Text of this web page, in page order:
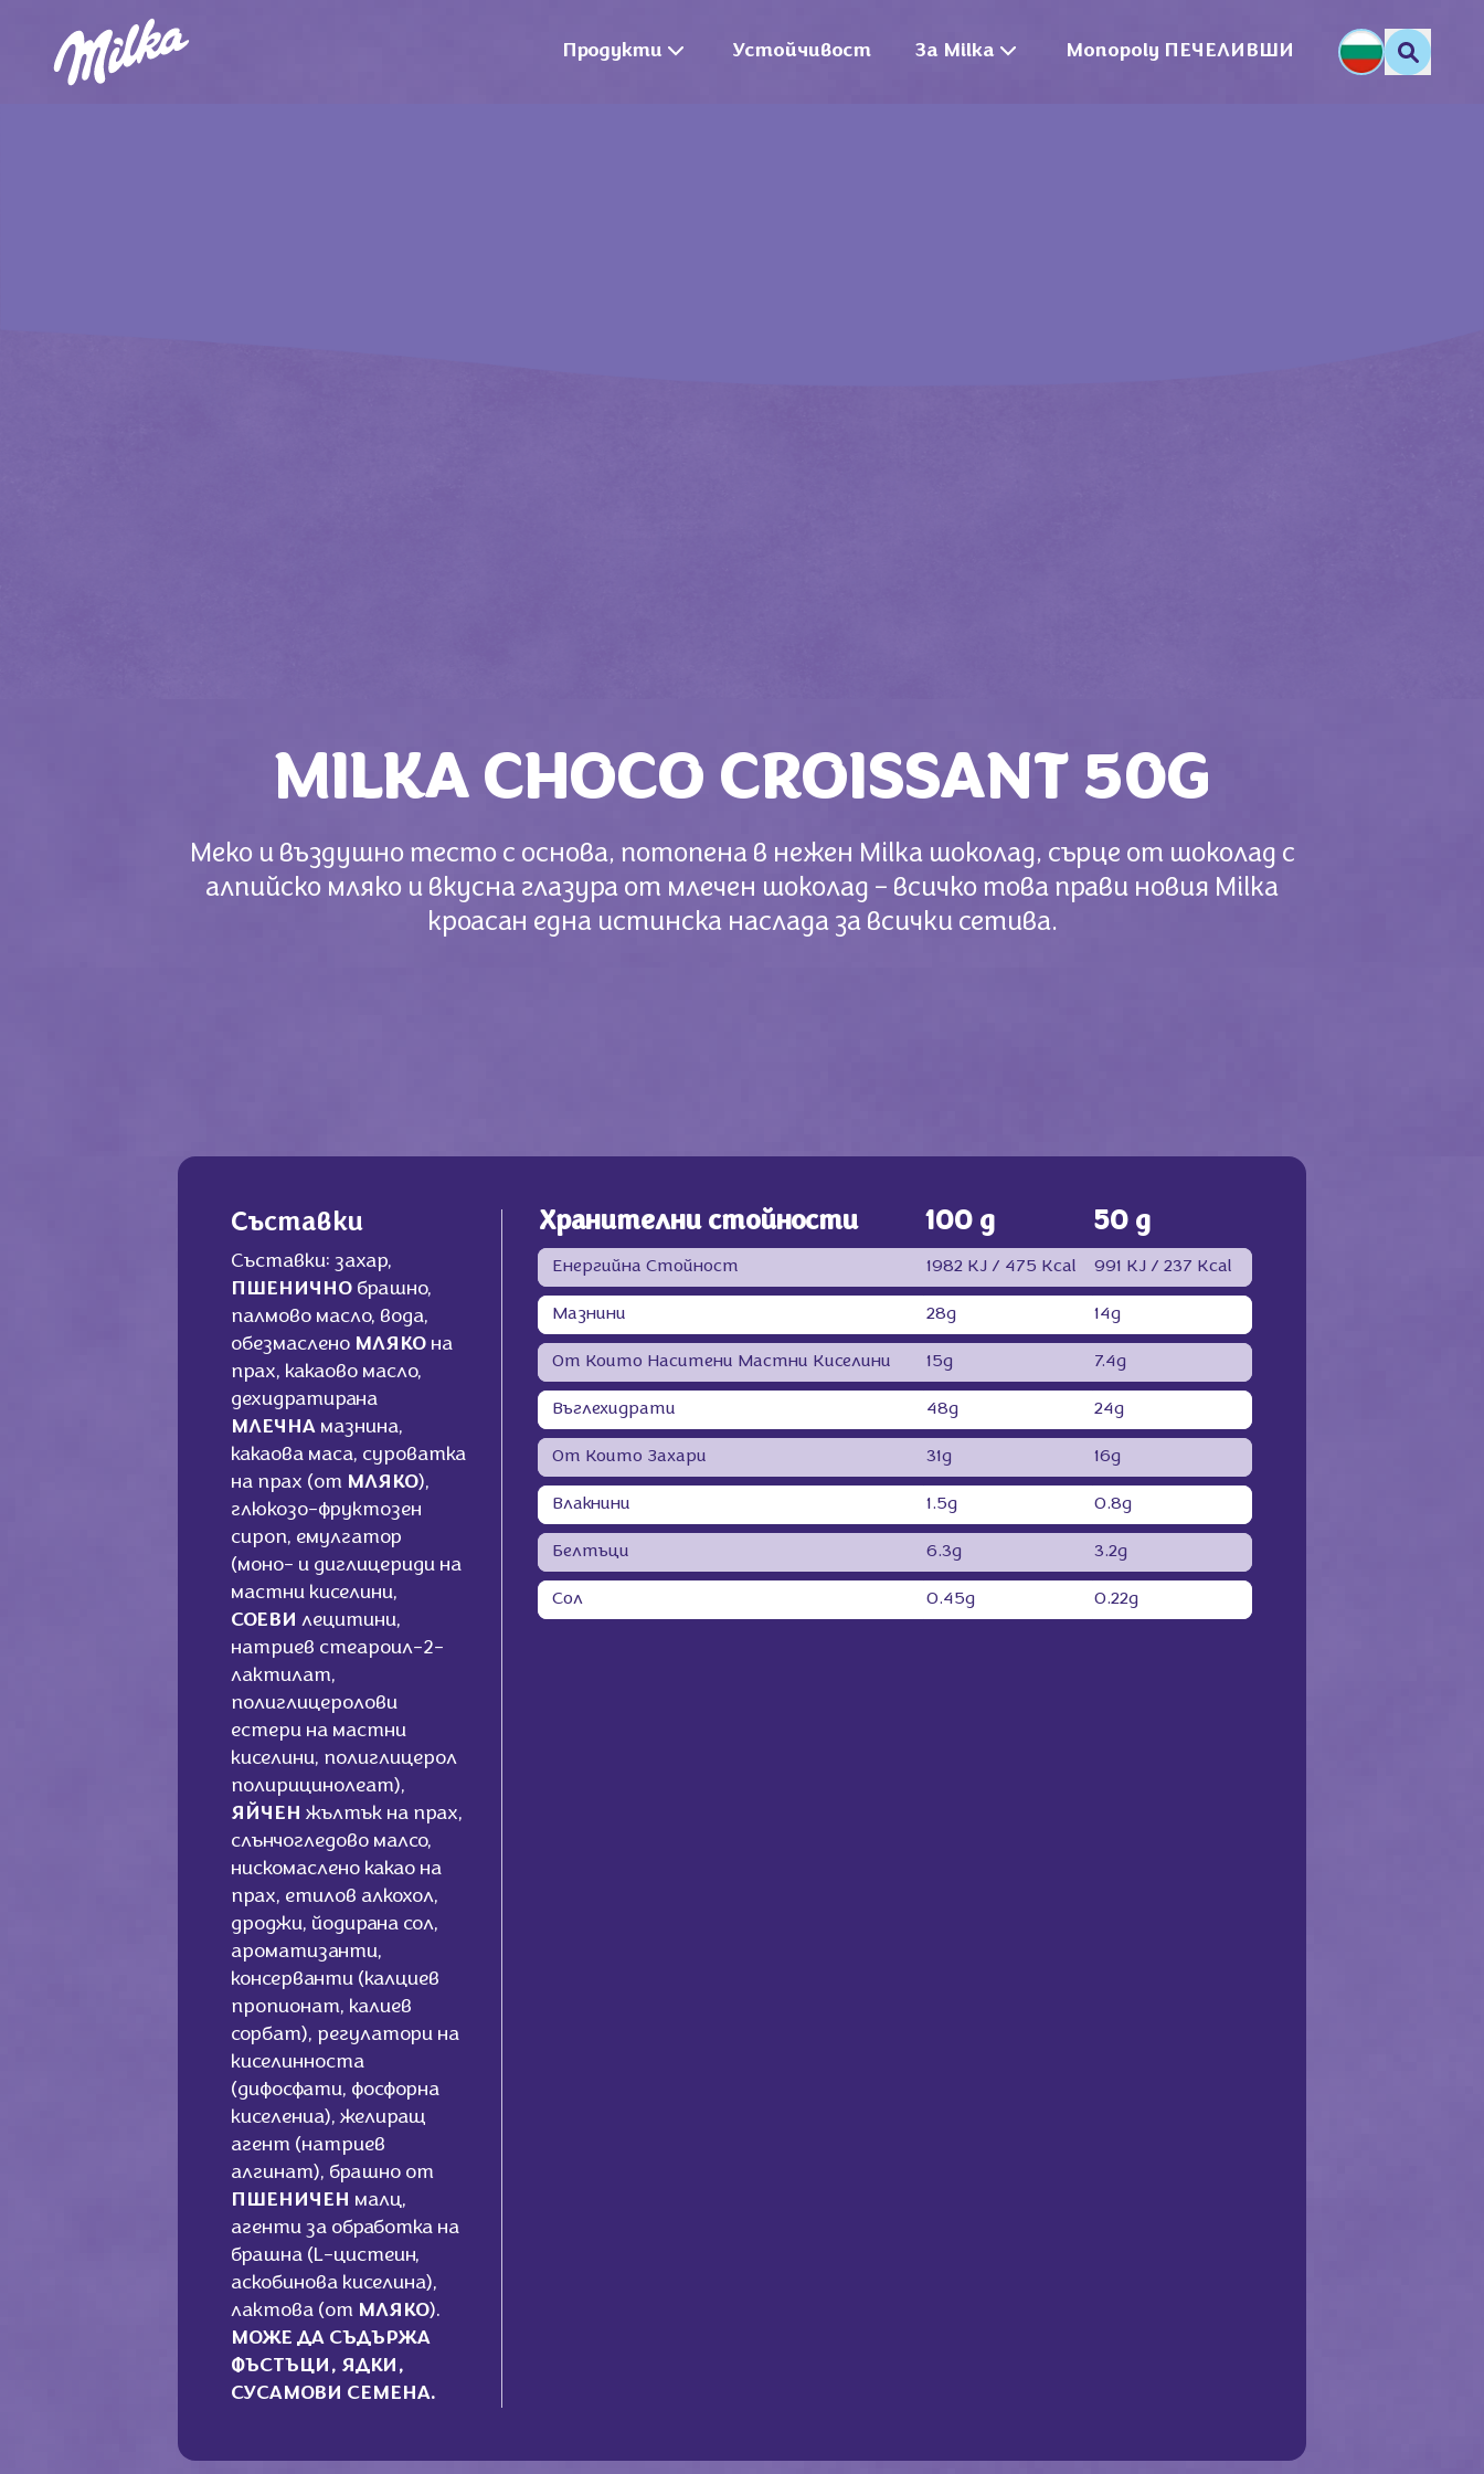
Продукти Устойчивост За Milka Monopoly ПЕЧЕЛИВШИ
MILKA CHOCO CROISSANT 50G
Меко и въздушно тесто с основа, потопена в нежен Milka шоколад, сърце от шоколад с
алпийско мляко и вкусна глазура от млечен шоколад – всичко това прави новия Milka
кроасан една истинска наслада за всички сетива.
Съставки
Съставки: захар,
ПШЕНИЧНО брашно,
палмово масло, вода,
обезмаслено МЛЯКО на
прах, какаово масло,
дехидратирана
МЛЕЧНА мазнина,
какаова маса, суроватка
на прах (от МЛЯКО),
глюкозо-фруктозен
сироп, емулгатор
(моно- и диглицериди на
мастни киселини,
СОЕВИ лецитини,
натриев стеароил-2-
лактилат,
полиглицеролови
естери на мастни
киселини, полиглицерол
полирицинолеат),
ЯЙЧЕН жълтък на прах,
слънчогледово малсо,
нискомаслено какао на
прах, етилов алкохол,
дроджи, йодирана сол,
ароматизанти,
консерванти (калциев
пропионат, калиев
сорбат), регулатори на
киселинноста
(дифосфати, фосфорна
киселениа), желиращ
агент (натриев
алгинат), брашно от
ПШЕНИЧЕН малц,
агенти за обработка на
брашна (L-цистеин,
аскобинова киселина),
лактова (от МЛЯКО).
МОЖЕ ДА СЪДЪРЖА
ФЪСТЪЦИ, ЯДКИ,
СУСАМОВИ СЕМЕНА.
Хранителни стойности 100 g 50 g
Енергийна Стойност 1982 KJ / 475 Kcal 991 KJ / 237 Kcal
Мазнини 28g 14g
От Които Наситени Мастни Киселини 15g 7.4g
Въглехидрати 48g 24g
От Които Захари 31g 16g
Влакнини 1.5g 0.8g
Белтъци 6.3g 3.2g
Сол 0.45g 0.22g